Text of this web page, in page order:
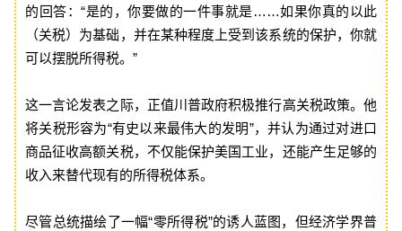
的回答：“是的，你要做的一件事就是……如果你真的以此
（关税）为基础，并在某种程度上受到该系统的保护，你就
可以摆脱所得税。”
这一言论发表之际，正值川普政府积极推行高关税政策。他
将关税形容为“有史以来最伟大的发明”，并认为通过对进口
商品征收高额关税，不仅能保护美国工业，还能产生足够的
收入来替代现有的所得税体系。
尽管总统描绘了一幅“零所得税”的诱人蓝图，但经济学界普